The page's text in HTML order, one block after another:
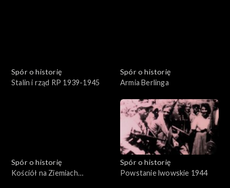
Spór o historię
Stalin i rząd RP 1939-1945
Spór o historię
Armia Berlinga
Spór o historię
Kościół na Ziemiach
Spór o historię
Powstanie lwowskie 1944